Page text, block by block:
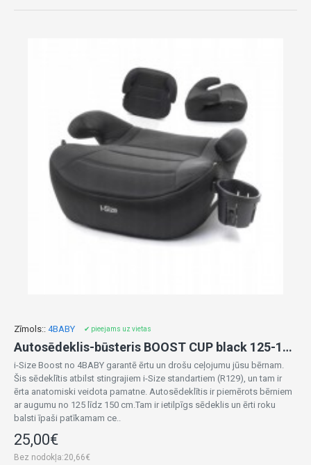
Zīmols:: 4BABY ✔ pieejams uz vietas
Autosēdeklis-būsteris BOOST CUP black 125-150 cm
i-Size Boost no 4BABY garantē ērtu un drošu ceļojumu jūsu bērnam.
Šis sēdeklītis atbilst stingrajiem i-Size standartiem (R129), un tam ir
ērta anatomiski veidota pamatne. Autosēdeklītis ir piemērots bērniem
ar augumu no 125 līdz 150 cm.Tam ir ietilpīgs sēdeklis un ērti roku
balsti īpaši patīkamam ce..
25,00€
Bez nodokļa:20,66€